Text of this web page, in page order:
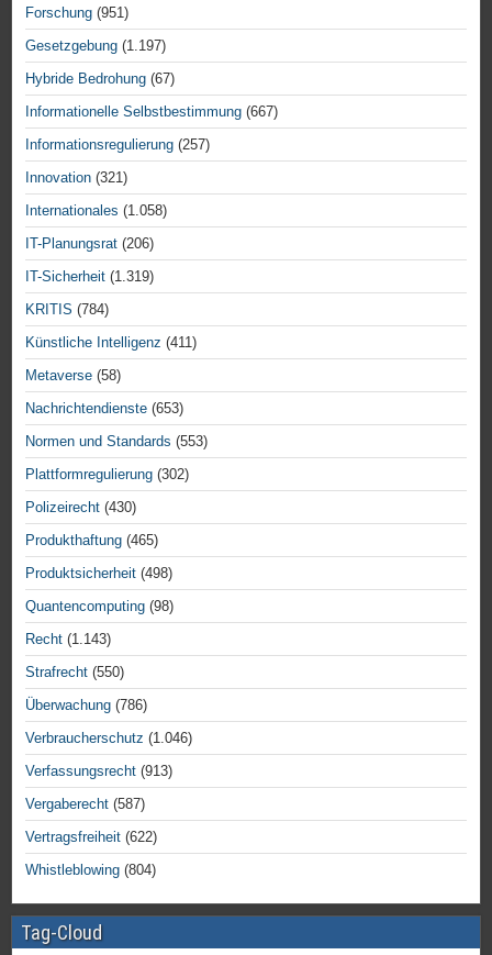
Forschung (951)
Gesetzgebung (1.197)
Hybride Bedrohung (67)
Informationelle Selbstbestimmung (667)
Informationsregulierung (257)
Innovation (321)
Internationales (1.058)
IT-Planungsrat (206)
IT-Sicherheit (1.319)
KRITIS (784)
Künstliche Intelligenz (411)
Metaverse (58)
Nachrichtendienste (653)
Normen und Standards (553)
Plattformregulierung (302)
Polizeirecht (430)
Produkthaftung (465)
Produktsicherheit (498)
Quantencomputing (98)
Recht (1.143)
Strafrecht (550)
Überwachung (786)
Verbraucherschutz (1.046)
Verfassungsrecht (913)
Vergaberecht (587)
Vertragsfreiheit (622)
Whistleblowing (804)
Tag-Cloud